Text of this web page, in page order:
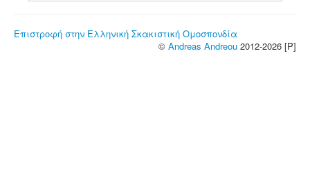
Επιστροφή στην Ελληνική Σκακιστική Ομοσπονδία
© Andreas Andreou 2012-2026 [P]